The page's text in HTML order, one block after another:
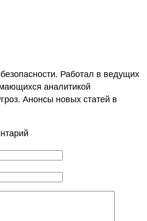
Работал в ведущих
аналитикой
Анонсы новых статей в